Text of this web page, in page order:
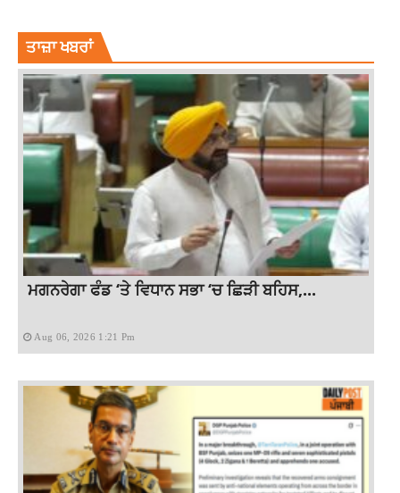
ਤਾਜ਼ਾ ਖਬਰਾਂ
ਮਗਨਰੇਗਾ ਫੰਡ ‘ਤੇ ਵਿਧਾਨ ਸਭਾ ‘ਚ ਛਿੜੀ ਬਹਿਸ,...
Aug 06, 2026 1:21 Pm